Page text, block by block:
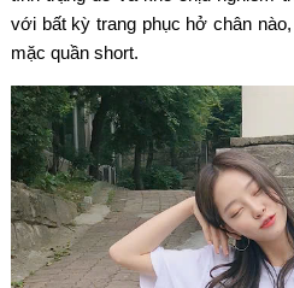
với bất kỳ trang phục hở chân
mặc quần short.